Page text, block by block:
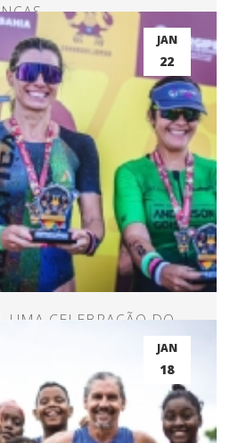
E CONCENTRAÇÃO
ELITE E AMADORES?
JAN
22
UMA CELEBRAÇÃO DO
JAN
18